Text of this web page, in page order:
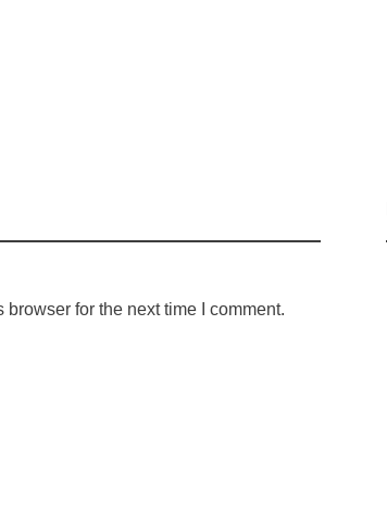
for the next time I comment.